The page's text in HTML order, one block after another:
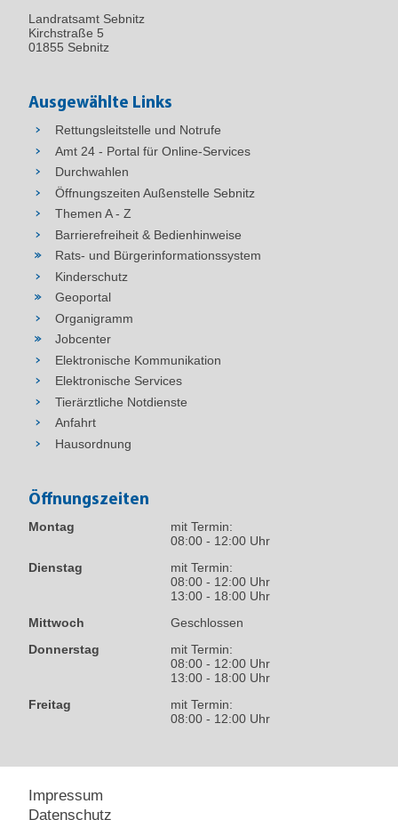
Landratsamt Sebnitz
Kirchstraße 5
01855 Sebnitz
Ausgewählte Links
Rettungsleitstelle und Notrufe
Amt 24 - Portal für Online-Services
Durchwahlen
Öffnungszeiten Außenstelle Sebnitz
Themen A - Z
Barrierefreiheit & Bedienhinweise
Rats- und Bürgerinformationssystem
Kinderschutz
Geoportal
Organigramm
Jobcenter
Elektronische Kommunikation
Elektronische Services
Tierärztliche Notdienste
Anfahrt
Hausordnung
Öffnungszeiten
Montag
mit Termin:
08:00 - 12:00 Uhr
Dienstag
mit Termin:
08:00 - 12:00 Uhr
13:00 - 18:00 Uhr
Mittwoch
Geschlossen
Donnerstag
mit Termin:
08:00 - 12:00 Uhr
13:00 - 18:00 Uhr
Freitag
mit Termin:
08:00 - 12:00 Uhr
Impressum
Datenschutz